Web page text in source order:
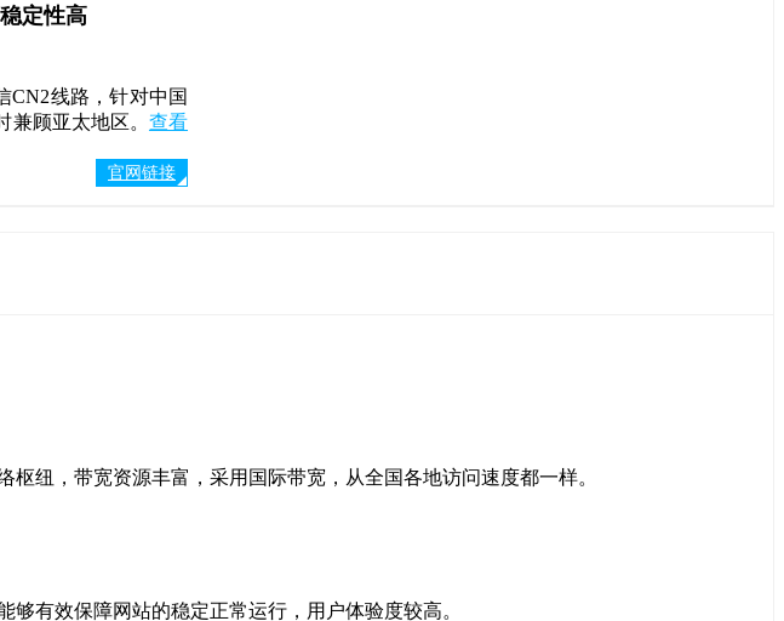
定性高
CN2线路，针对中国
顾亚太地区。 查看
官网链接
纽，带宽资源丰富，采用国际带宽，从全国各地访问速度都一样。
有效保障网站的稳定正常运行，用户体验度较高。